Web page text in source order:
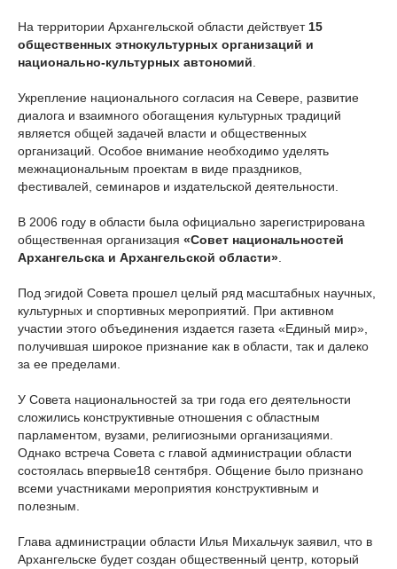
На территории Архангельской области действует 15
общественных этнокультурных организаций и
национально-культурных автономий
Укрепление национального согласия на Севере, развитие
диалога и взаимного обогащения культурных традиций
является общей задачей власти и общественных
организаций. Особое внимание необходимо уделять
межнациональным проектам в виде праздников,
фестивалей, семинаров и издательской деятельности.
В 2006 году в области была официально зарегистрирована
общественная организация «Совет национальностей
Архангельска и Архангельской области»
Под эгидой Совета прошел целый ряд масштабных научных,
культурных и спортивных мероприятий. При активном
участии этого объединения издается газета «Единый мир»,
получившая широкое признание как в области, так и далеко
за ее пределами.
У Совета национальностей за три года его деятельности
сложились конструктивные отношения с областным
парламентом, вузами, религиозными организациями.
Однако встреча Совета с главой администрации области
состоялась впервые18 сентября. Общение было признано
всеми участниками мероприятия конструктивным и
полезным.
Глава администрации области Илья Михальчук заявил, что в
Архангельске будет создан общественный центр, который